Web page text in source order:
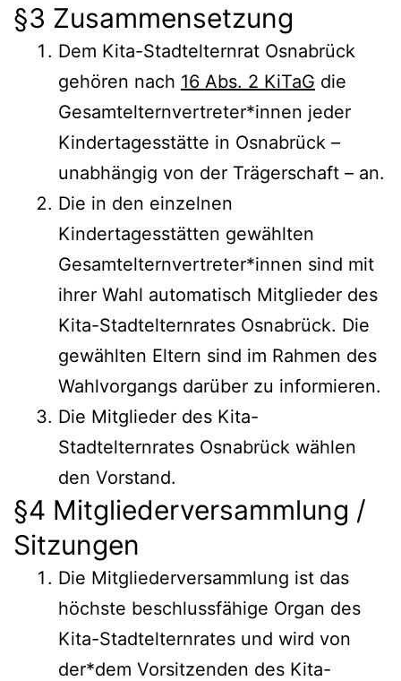
§3 Zusammensetzung
Dem Kita-Stadtelternrat Osnabrück
gehören nach 16 Abs. 2 KiTaG die
Gesamtelternvertreter*innen jeder
Kindertagesstätte in Osnabrück –
unabhängig von der Trägerschaft – an.
Die in den einzelnen
Kindertagesstätten gewählten
Gesamtelternvertreter*innen sind mit
ihrer Wahl automatisch Mitglieder des
Kita-Stadtelternrates Osnabrück. Die
gewählten Eltern sind im Rahmen des
Wahlvorgangs darüber zu informieren.
Die Mitglieder des Kita-
Stadtelternrates Osnabrück wählen
den Vorstand.
§4 Mitgliederversammlung /
Sitzungen
Die Mitgliederversammlung ist das
höchste beschlussfähige Organ des
Kita-Stadtelternrates und wird von
der*dem Vorsitzenden des Kita-